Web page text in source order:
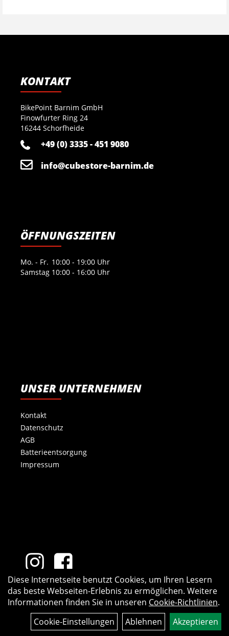
KONTAKT
BikePoint Barnim GmbH
Finowfurter Ring 24
16244 Schorfheide
+49 (0) 3335 - 451 9080
info@cubestore-barnim.de
ÖFFNUNGSZEITEN
Mo. - Fr. 10:00 - 19:00 Uhr
Samstag 10:00 - 16:00 Uhr
UNSER UNTERNEHMEN
Kontakt
Datenschutz
AGB
Batterieentsorgung
Impressum
Diese Internetseite benutzt Cookies, um Ihren Lesern
das beste Webseiten-Erlebnis zu ermöglichen. Weitere
Informationen finden Sie in unseren Cookie-Richtlinien.
Cookie-Einstellungen
Ablehnen Akzeptieren